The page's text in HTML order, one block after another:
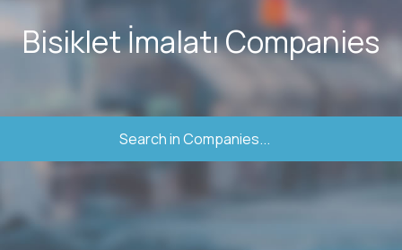
Bisiklet İmalatı Companies